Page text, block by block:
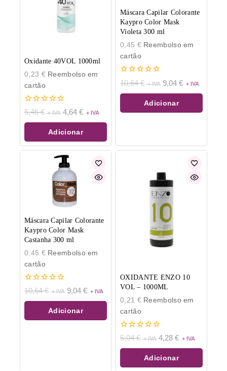
Oxidante 40VOL 1000ml
0,23 €Reembolso em
cartão
0
de
5
5,46€ 4,64 €
Adicionar
Máscara Capilar Colorante
Kaypro Color Mask
Violeta 300 ml
0,45 €Reembolso em
cartão
0
de
5
10,64€ 9,04 €
Adicionar
Máscara Capilar Colorante
Kaypro Color Mask
Castanha 300 ml
0,45 €Reembolso em
cartão
0
de
5
10,64€ 9,04 €
Adicionar
OXIDANTE ENZO 10
VOL – 1000ML
0,21 €Reembolso em
cartão
0
de
5
5,04€ 4,28 €
Adicionar